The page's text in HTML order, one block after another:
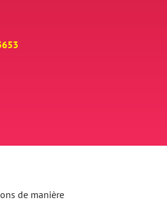
de manière